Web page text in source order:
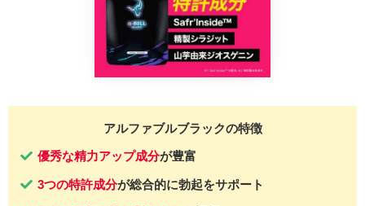
アルファブルブラックの特徴
優秀な精力アップ成分が豊富
3つの特許成分が総合的に勃起をサポート